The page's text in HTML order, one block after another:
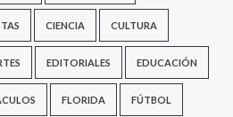
CIENCIA CULTURA
EDITORIALES EDUCACIÓN
FLORIDA FÚTBOL